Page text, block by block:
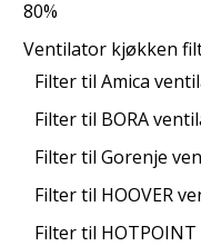
80%
Ventilator kjøkken
Filter til Amica
Filter til BORA
Filter til Gorenje
Filter til HOOVER
Filter til HOTPOINT